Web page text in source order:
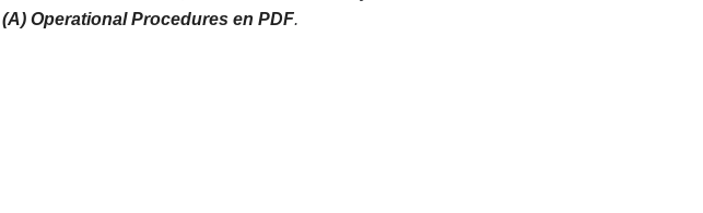
Operational Procedures en PDF.